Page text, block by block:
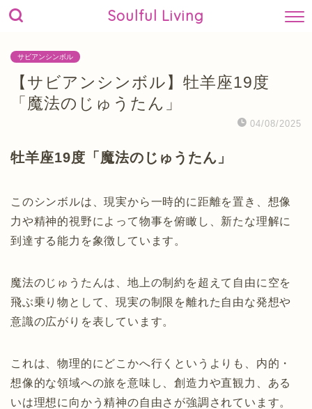
Soulful Living
サビアンシンボル
【サビアンシンボル】牡羊座19度
「魔法のじゅうたん」
04/08/2025
牡羊座19度「魔法のじゅうたん」
このシンボルは、現実から一時的に距離を置き、想像
力や精神的視野によって物事を俯瞰し、新たな理解に
到達する能力を象徴しています。
魔法のじゅうたんは、地上の制約を超えて自由に空を
飛ぶ乗り物として、現実の制限を離れた自由な発想や
意識の広がりを表しています。
これは、物理的にどこかへ行くというよりも、内的・
想像的な領域への旅を意味し、創造力や直観力、ある
いは理想に向かう精神の自由さが強調されています。